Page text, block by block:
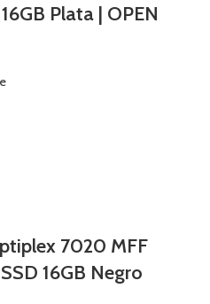
Plata | OPEN
7020 MFF
16GB Negro